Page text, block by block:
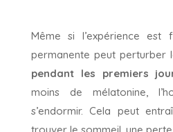
Même si l’expérience est
permanente peut perturber
pendant les premiers
moins de mélatonine,
s’endormir. Cela peut